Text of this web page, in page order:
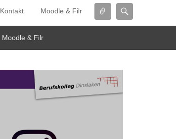
Connect
Kontakt Moodle & Filr
Moodle & Filr